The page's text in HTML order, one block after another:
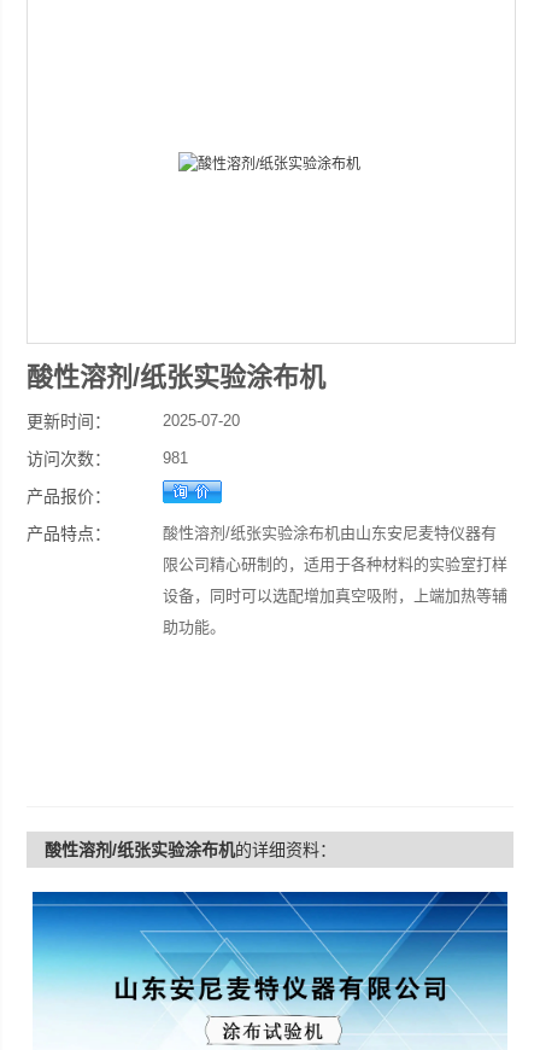
酸性溶剂/纸张实验涂布机
更新时间： 2025-07-20
访问次数： 981
产品报价：
产品特点：
酸性溶剂/纸张实验涂布机由山东安尼麦特仪器有
限公司精心研制的，适用于各种材料的实验室打样
设备，同时可以选配增加真空吸附，上端加热等辅
助功能。
酸性溶剂/纸张实验涂布机的详细资料：